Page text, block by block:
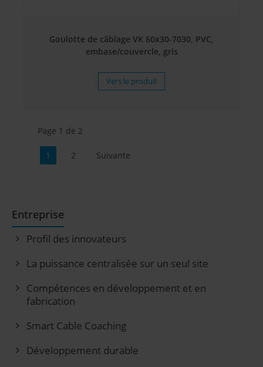
Goulotte de câblage VK 60x30-7030, PVC,
embase/couvercle, gris
Vers le produit
Page 1 de 2
1 2 Suivante
Entreprise
Profil des innovateurs
La puissance centralisée sur un seul site
Compétences en développement et en
fabrication
Smart Cable Coaching
Développement durable